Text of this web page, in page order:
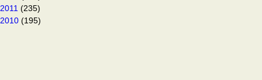
2011 (235)
2010 (195)